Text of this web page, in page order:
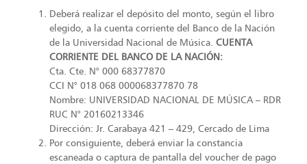
Deberá realizar el depósito del monto, según el libro
elegido, a la cuenta corriente del Banco de la Nación
de la Universidad Nacional de Música.CUENTA
CORRIENTE DEL BANCO DE LA NACIÓN:
Cta. Cte. N° 000 68377870
CCI N° 018 068 000068377870 78
Nombre: UNIVERSIDAD NACIONAL DE MÚSICA – RDR
RUC N° 20160213346
Dirección: Jr. Carabaya 421 – 429, Cercado de Lima
Por consiguiente, deberá enviar la constancia
escaneada o captura de pantalla del voucher de pago